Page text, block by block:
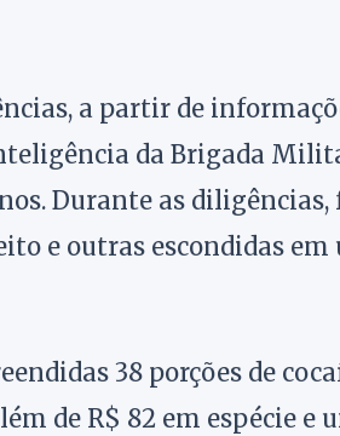
a partir de
da Brigada
Durante as
e outras escondidas
38 porções de
de R$ 82 em espécie e